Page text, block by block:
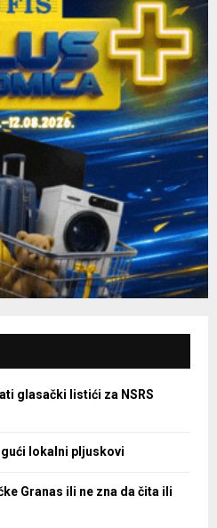
glasački listići za NSRS
lokalni pljuskovi
Granas ili ne zna da čita ili